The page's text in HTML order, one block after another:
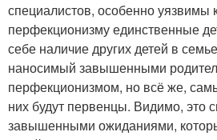
специалистов, особенно уязвимы
перфекционизму единственные
себе наличие других детей в
наносимый завышенными
перфекционизмом, но всё же,
них будут первенцы. Видимо, это
завышенными ожиданиями,